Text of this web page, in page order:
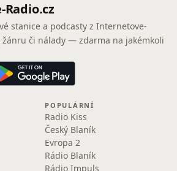
stanice a podcasty z Internetove-
žánru či nálady — zdarma na jakémkoli
POPULÁRNÍ
Radio Kiss
Český Blaník
Evropa 2
Rádio Blaník
Rádio Impuls